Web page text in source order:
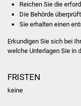
Reichen Sie die
Die Behörde
Sie erhalten einen
Erkundigen Sie sich bei
welche Unterlagen Sie in
FRISTEN
keine